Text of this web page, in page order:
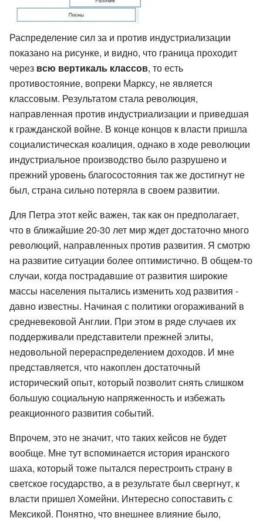
Распределение сил за и против индустриализации
показано на рисунке, и видно, что граница проходит
через всю вертикаль классов, то есть
противостояние, вопреки Марксу, не является
классовым. Результатом стала революция,
направленная против индустриализации и приведшая
к гражданской войне. В конце концов к власти пришла
социалистическая коалиция, однако в ходе революции
индустриальное производство было разрушено и
прежний уровень благосостояния так же достигнут не
был, страна сильно потеряла в своем развитии.
Для Петра этот кейс важен, так как он предполагает,
что в ближайшие 20-30 лет мир ждет достаточно много
революций, направленных против развития. Я смотрю
на развитие ситуации более оптимистично. В общем-то
случаи, когда пострадавшие от развития широкие
массы населения пытались изменить ход развития -
давно известны. Начиная с политики огораживаний в
средневековой Англии. При этом в ряде случаев их
поддерживали представители прежней элиты,
недовольной перераспределением доходов. И мне
представляется, что накоплен достаточный
исторический опыт, который позволит снять слишком
большую социальную напряженность и избежать
реакционного развития событий.
Впрочем, это не значит, что таких кейсов не будет
вообще. Мне тут вспоминается история иранского
шаха, который тоже пытался перестроить страну в
светское государство, а в результате был свергнут, к
власти пришел Хомейни. Интересно сопоставить с
Мексикой. Понятно, что внешнее влияние было,